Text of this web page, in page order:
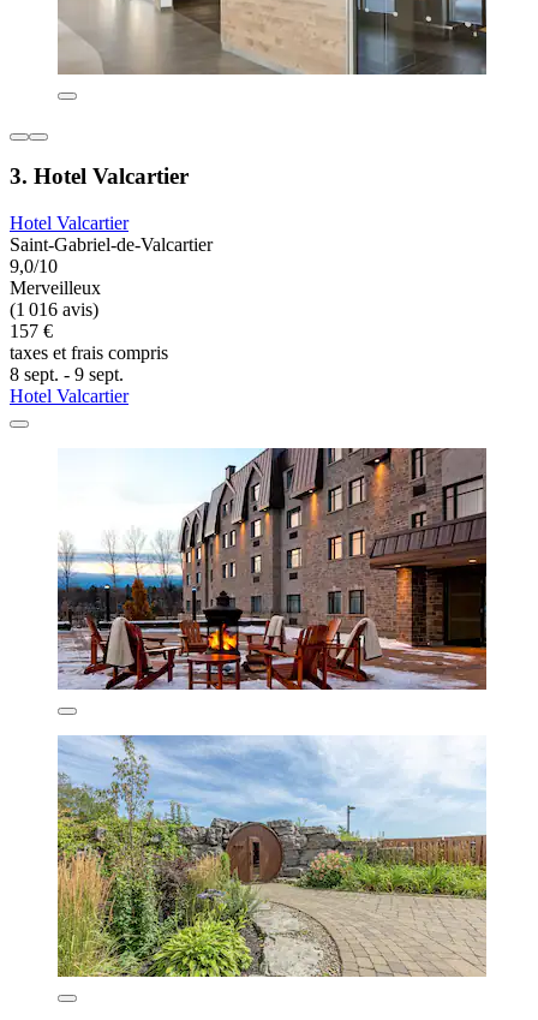
3. Hotel Valcartier
Hotel Valcartier
Saint-Gabriel-de-Valcartier
9,0/10
Merveilleux
(1 016 avis)
157 €
taxes et frais compris
8 sept. - 9 sept.
Hotel Valcartier